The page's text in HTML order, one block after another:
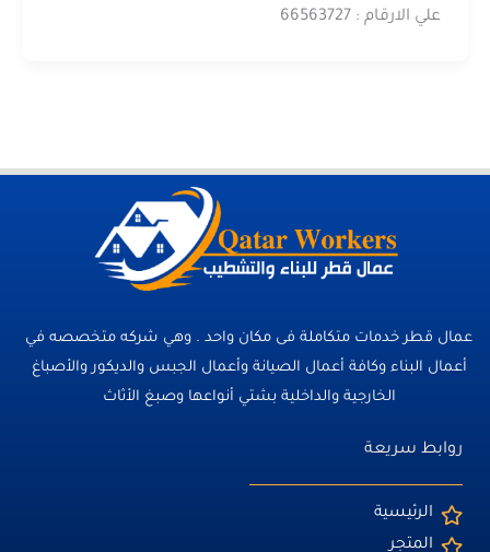
علي الارقام : 66563727
عمال قطر خدمات متكاملة فى مكان واحد . وهي شركه متخصصه في
أعمال البناء وكافة أعمال الصيانة وأعمال الجبس والديكور والأصباغ
الخارجية والداخلية بشتي أنواعها وصبغ الأثاث
روابط سريعة
الرئيسية
المتجر